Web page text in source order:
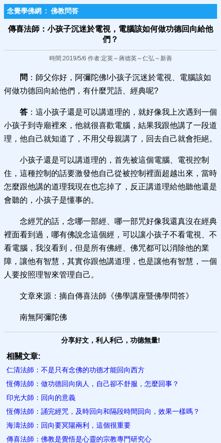
念覺學佛網 : 佛教問答
傳喜法師：小孩子沉​迷於電視，電腦該如何做功德回向給他
們？
時間:2019/5/6 作者:定英～蔣德英～仁弘～新善
問 ：師父你好，阿彌陀佛!小孩子沉迷於電視、電腦該如
何做功德回向給他們，有什麼咒語、經典呢?
答 ：這小孩子還是可以講道理的，就好像我上次遇到一個
小孩子到寺廟裡來，他就很喜歡電腦，結果我跟他講了一段道
理，他自己就知道了，不用父母親講了，回去自己就會拒絕。
小孩子還是可以講道理的，首先被這個電腦、電視控制
住，這種控制的話要激發他自己從被控制裡面超越出來，當時
怎麼跟他講的道理我現在也忘掉了，反正講道理給他聽他還是
會聽的，小孩子是懂事的。
念經咒的話，念哪一部經、哪一部咒好像我還真沒在經典
裡面看到過，哪有佛說念這個經，可以讓小孩子不看電視、不
看電腦，我沒看到，但是所有佛經、佛咒都可以消除他的業
障，讓他有智慧，其實你跟他講道理，也是讓他有智慧，一個
人要按照理智來管理自己。
文章來源：摘自傳喜法師《佛學講座暨佛學問答》
南無阿彌陀佛
分享好文，利人利己，功德無量!
相關文章:
仁清法師：不是只有念佛的功德才能回向西方
恆傳法師：做功德回向病人，自己卻不舒服，怎麼回事？
印光大師：回向的意義
恆傳法師：誦完經咒，及時回向和隔段時間回向，效果一樣嗎？
海濤法師：回向要冥陽兩利，這個很重要
傳喜法師：佛教是覺悟​是心靈的宗教專門研究心